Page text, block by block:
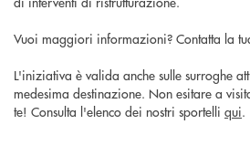
Vuoi maggiori informazioni? Contatta la
L'iniziativa è valida anche sulle surroghe
medesima destinazione. Non esitare a
te! Consulta l'elenco dei nostri sportelli qui.